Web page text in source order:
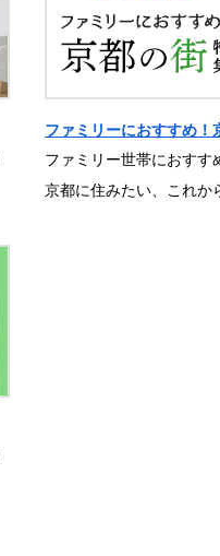
ファミリーにおすすめ！
ファミリー世帯におすす
京都に住みたい、これか